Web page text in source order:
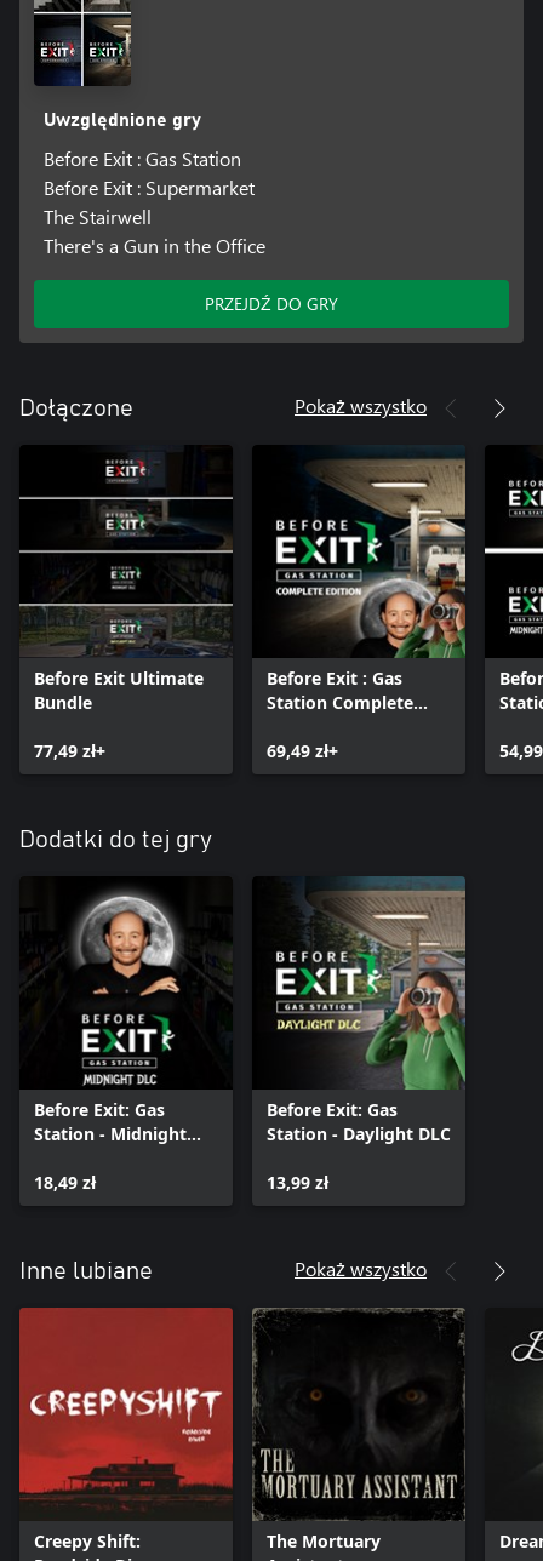
Uwzględnione gry
Before Exit : Gas Station
Before Exit : Supermarket
The Stairwell
There's a Gun in the Office
PRZEJDŹ DO GRY
Dołączone Pokaż wszystko
Before Exit Ultimate
Bundle
77,49 zł+
Before Exit : Gas
Station Complete
69,49 zł+
Dodatki do tej gry
Before Exit: Gas
Station - Midnight
18,49 zł
Before Exit: Gas
Station - Daylight DLC
13,99 zł
Inne lubiane Pokaż wszystko
Creepy Shift:
The Mortuary